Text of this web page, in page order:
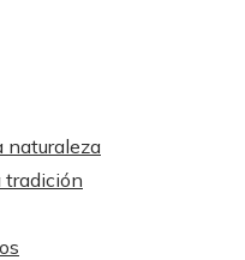
naturaleza
tradición